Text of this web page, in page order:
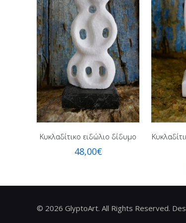
Κυκλαδίτικο ειδώλιο δίδυμο
48,00€
© 2026 GlyptoArt. All Rights Reserved.